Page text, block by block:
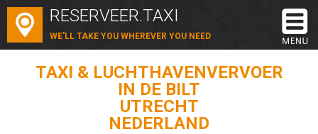
RESERVEER.TAXI
WE'LL TAKE YOU WHEREVER YOU NEED
TAXI & LUCHTHAVENVERVOER
IN DE BILT
UTRECHT
NEDERLAND